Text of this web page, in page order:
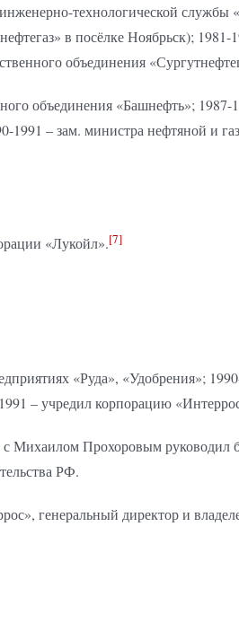
технологической службы
в посёлке Ноябрьск);
объединения
объединения «Башнефть»; 1987-
1991 – зам. министра нефтяной и
«Лукойл».[7]
«Руда», «Удобрения»;
– учредил корпорацию
с Михаилом Прохоровым
РФ.
генеральный директор и